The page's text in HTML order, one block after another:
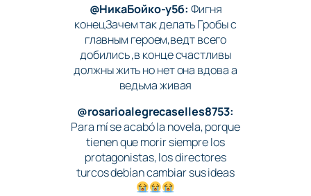
@НикаБойко-у5б: Фигня
конецЗачем так делать Гробы с
главным героем,ведт всего
добились ,в конце счастливы
должны жить но нет она вдова а
ведьма живая
@rosarioalegrecaselles8753:
Para mí se acabó la novela, porque
tienen que morir siempre los
protagonistas, los directores
turcos debían cambiar sus ideas